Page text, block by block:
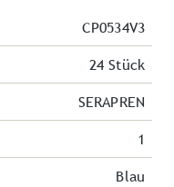
CP0534V3
24 Stück
SERAPREN
1
Blau